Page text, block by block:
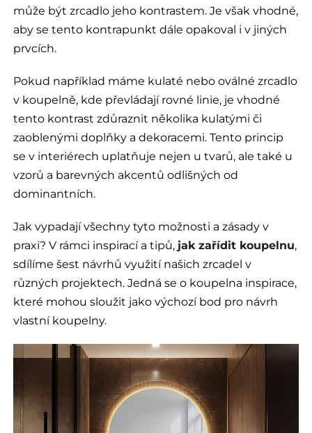
může být zrcadlo jeho kontrastem. Je však vhodné,
aby se tento kontrapunkt dále opakoval i v jiných
prvcích.
Pokud například máme kulaté nebo oválné zrcadlo
v koupelně, kde převládají rovné linie, je vhodné
tento kontrast zdůraznit několika kulatými či
zaoblenými doplňky a dekoracemi. Tento princip
se v interiérech uplatňuje nejen u tvarů, ale také u
vzorů a barevných akcentů odlišných od
dominantních.
Jak vypadají všechny tyto možnosti a zásady v
praxi? V rámci inspirací a tipů, jak zařídit koupelnu,
sdílíme šest návrhů využití našich zrcadel v
různých projektech. Jedná se o koupelna inspirace,
které mohou sloužit jako výchozí bod pro návrh
vlastní koupelny.